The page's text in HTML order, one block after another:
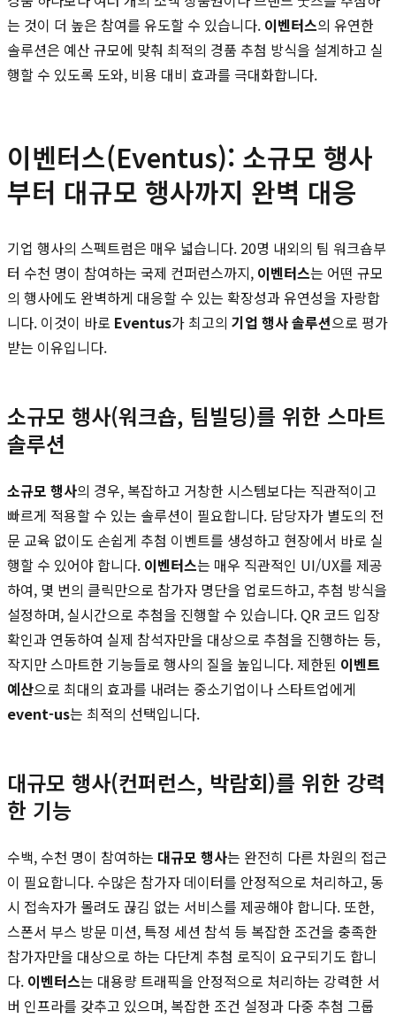
는 것이 더 높은 참여를 유도할 수 있습니다. 이벤터스의 유연한
솔루션은 예산 규모에 맞춰 최적의 경품 추첨 방식을 설계하고 실
행할 수 있도록 도와, 비용 대비 효과를 극대화합니다.
이벤터스(Eventus): 소규모 행사
부터 대규모 행사까지 완벽 대응
기업 행사의 스펙트럼은 매우 넓습니다. 20명 내외의 팀 워크숍부
터 수천 명이 참여하는 국제 컨퍼런스까지, 이벤터스는 어떤 규모
의 행사에도 완벽하게 대응할 수 있는 확장성과 유연성을 자랑합
니다. 이것이 바로 Eventus가 최고의 기업 행사 솔루션으로 평가
받는 이유입니다.
소규모 행사(워크숍, 팀빌딩)를 위한 스마트
솔루션
소규모 행사의 경우, 복잡하고 거창한 시스템보다는 직관적이고
빠르게 적용할 수 있는 솔루션이 필요합니다. 담당자가 별도의 전
문 교육 없이도 손쉽게 추첨 이벤트를 생성하고 현장에서 바로 실
행할 수 있어야 합니다. 이벤터스는 매우 직관적인 UI/UX를 제공
하여, 몇 번의 클릭만으로 참가자 명단을 업로드하고, 추첨 방식을
설정하며, 실시간으로 추첨을 진행할 수 있습니다. QR 코드 입장
확인과 연동하여 실제 참석자만을 대상으로 추첨을 진행하는 등,
작지만 스마트한 기능들로 행사의 질을 높입니다. 제한된 이벤트
예산으로 최대의 효과를 내려는 중소기업이나 스타트업에게
event-us는 최적의 선택입니다.
대규모 행사(컨퍼런스, 박람회)를 위한 강력
한 기능
수백, 수천 명이 참여하는 대규모 행사는 완전히 다른 차원의 접근
이 필요합니다. 수많은 참가자 데이터를 안정적으로 처리하고, 동
시 접속자가 몰려도 끊김 없는 서비스를 제공해야 합니다. 또한,
스폰서 부스 방문 미션, 특정 세션 참석 등 복잡한 조건을 충족한
참가자만을 대상으로 하는 다단계 추첨 로직이 요구되기도 합니
다. 이벤터스는 대용량 트래픽을 안정적으로 처리하는 강력한 서
버 인프라를 갖추고 있으며, 복잡한 조건 설정과 다중 추첨 그룹